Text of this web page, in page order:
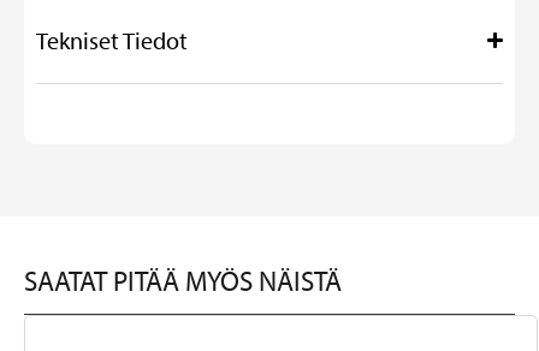
Tekniset Tiedot
SAATAT PITÄÄ MYÖS NÄISTÄ